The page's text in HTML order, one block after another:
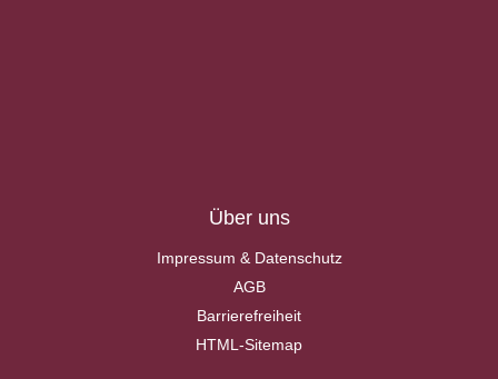
Über uns
Impressum & Datenschutz
AGB
Barrierefreiheit
HTML-Sitemap